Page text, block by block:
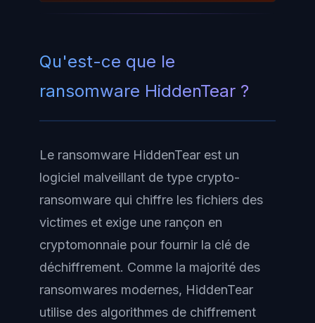
Qu'est-ce que le
ransomware HiddenTear ?
Le ransomware HiddenTear est un
logiciel malveillant de type crypto-
ransomware qui chiffre les fichiers des
victimes et exige une rançon en
cryptomonnaie pour fournir la clé de
déchiffrement. Comme la majorité des
ransomwares modernes, HiddenTear
utilise des algorithmes de chiffrement